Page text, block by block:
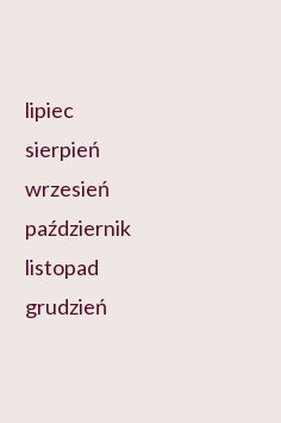
lipiec
sierpień
wrzesień
październik
listopad
grudzień